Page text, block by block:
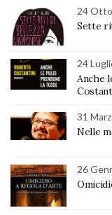
24
Sette
24
Anche
31
Nelle
26